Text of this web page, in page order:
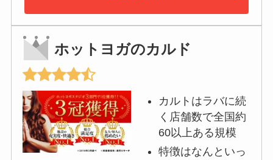
ホットヨガのカルド
カルトはラバに続
く店舗数で全国約
60以上ある規模
特徴はなんといっ